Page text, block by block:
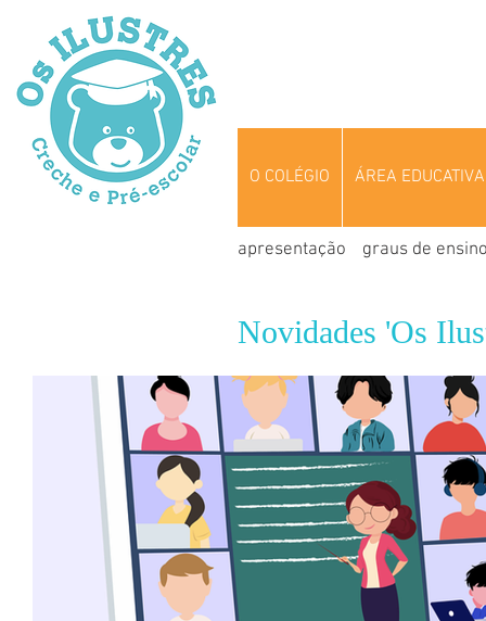
O COLÉGIO ÁREA EDUCATIVA
apresentação graus de
Novidades 'Os